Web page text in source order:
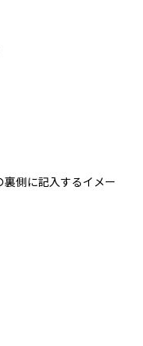
裏側に記入するイメー